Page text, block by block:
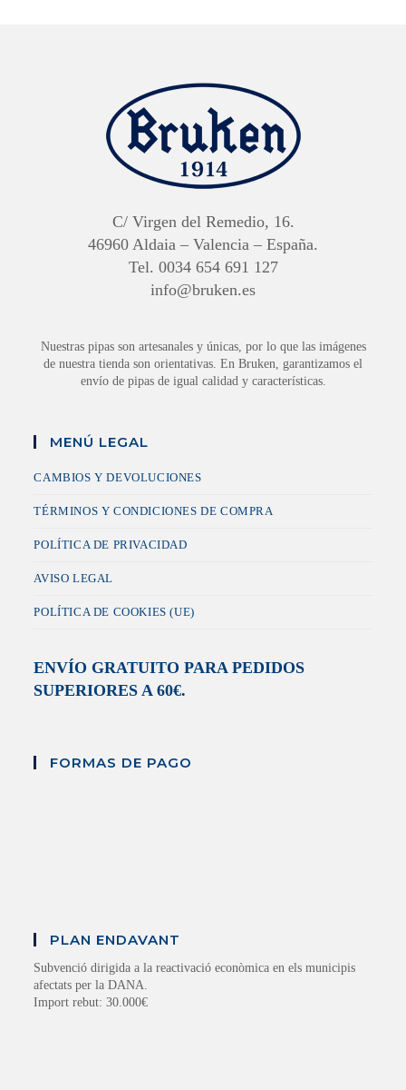
C/ Virgen del Remedio, 16.
46960 Aldaia – Valencia – España.
Tel. 0034 654 691 127
info@bruken.es
Nuestras pipas son artesanales y únicas, por lo que las imágenes
de nuestra tienda son orientativas. En Bruken, garantizamos el
envío de pipas de igual calidad y características.
MENÚ LEGAL
CAMBIOS Y DEVOLUCIONES
TÉRMINOS Y CONDICIONES DE COMPRA
POLÍTICA DE PRIVACIDAD
AVISO LEGAL
POLÍTICA DE COOKIES (UE)
ENVÍO GRATUITO PARA PEDIDOS
SUPERIORES A 60€.
FORMAS DE PAGO
PLAN ENDAVANT
Subvenció dirigida a la reactivació econòmica en els municipis
afectats per la DANA.
Import rebut: 30.000€